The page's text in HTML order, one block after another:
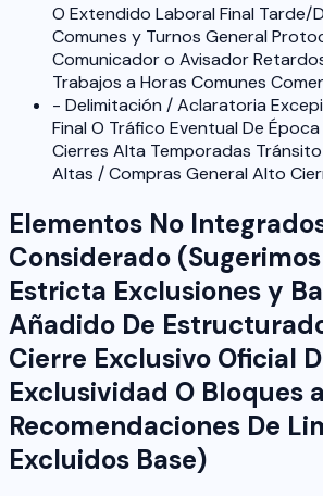
O Extendido Laboral Final Tarde/
Comunes y Turnos General
Comunicador o Avisador
Trabajos a Horas Comunes
- Delimitación / Aclaratoria
Final O Tráfico Eventual De
Cierres Alta Temporadas
Altas / Compras General Alto
Elementos No
Considerado
Estricta Exclusiones y
Añadido De
Cierre Exclusivo Oficial
Exclusividad O Bloques
Recomendaciones De
Excluidos Base)